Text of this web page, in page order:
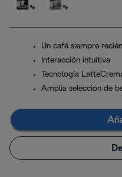
Un café siempre
Interacción intuitiva
Tecnología
Amplia selección de